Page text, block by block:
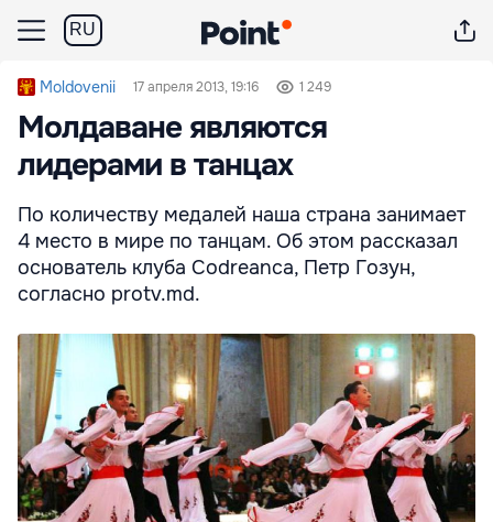
RU
Moldovenii 17 апреля 2013, 19:16 1 249
Молдаване являются
лидерами в танцах
По количеству медалей наша страна занимает
4 место в мире по танцам. Об этом рассказал
основатель клуба Codreanca, Петр Гозун,
согласно protv.md.